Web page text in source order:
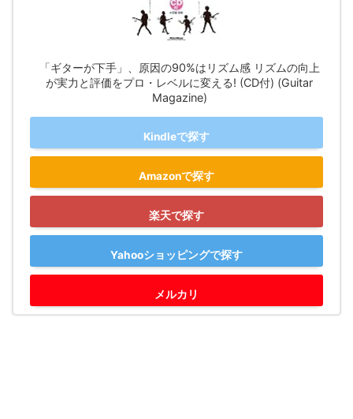
「ギターが下手」、原因の90%はリズム感 リズムの向上
が実力と評価をプロ・レベルに変える! (CD付) (Guitar
Magazine)
Kindleで探す
Amazonで探す
楽天で探す
Yahooショッピングで探す
メルカリ